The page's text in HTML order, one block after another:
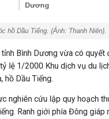
Dương
hồ Dầu Tiếng. (Ảnh: Thanh Niên).
tỉnh Bình Dương vừa có quyết
lệ 1/2000 Khu dịch vụ du
hồ Dầu Tiếng.
nghiên cứu lập quy hoạch
Ranh giới phía Đông